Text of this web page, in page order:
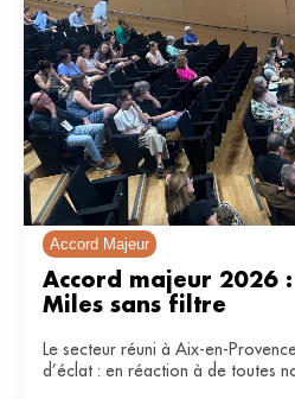
Accord Majeur
Accord majeur 2026
Miles sans filtre
Le secteur réuni à Aix-en-
d’éclat : en réaction à de toutes